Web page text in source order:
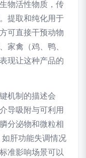
物活性物质，传
提取和纯化用于
可直接干预动物
家禽（鸡、鸭、
现让这种产品的
机制的描述会
导吸附与可利用
分泌物和微粒相
肝功能失调情况
准影响场景可以